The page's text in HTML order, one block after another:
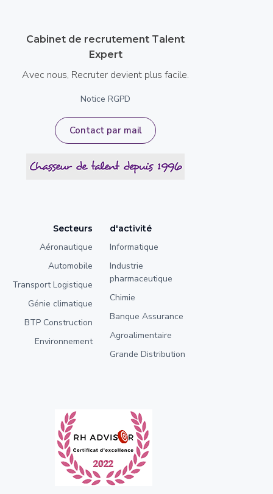
Cabinet de recrutement Talent
Expert
Avec nous, Recruter devient plus facile.
Notice RGPD
Contact par mail
Secteurs
Aéronautique
Automobile
Transport Logistique
Génie climatique
BTP Construction
Environnement
d'activité
Informatique
Industrie
pharmaceutique
Chimie
Banque Assurance
Agroalimentaire
Grande Distribution